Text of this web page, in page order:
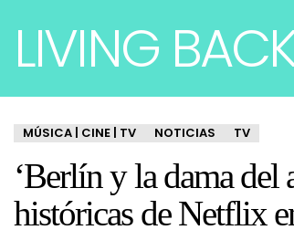
LIVING
MÚSICA | CINE | TV NOTICIAS TV
‘Berlín y la dama del
históricas de Netflix